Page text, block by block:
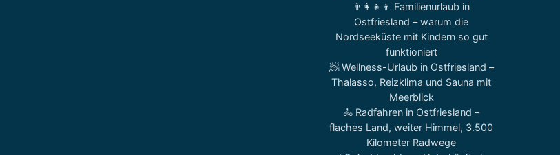
👨‍👩‍👧‍👦 Familienurlaub in
Ostfriesland – warum die
Nordseeküste mit Kindern so gut
funktioniert
🧖 Wellness-Urlaub in Ostfriesland –
Thalasso, Reizklima und Sauna mit
Meerblick
🚴 Radfahren in Ostfriesland –
flaches Land, weiter Himmel, 3.500
Kilometer Radwege